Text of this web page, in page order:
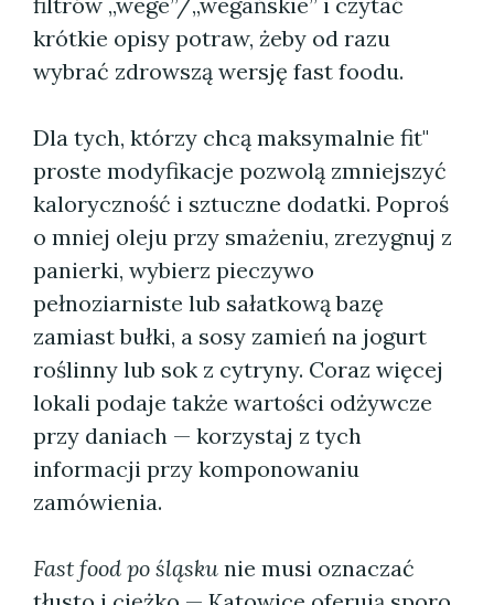
krótkie opisy potraw, żeby od razu
wybrać zdrowszą wersję fast foodu.
Dla tych, którzy chcą maksymalnie fit"
proste modyfikacje pozwolą zmniejszyć
kaloryczność i sztuczne dodatki. Poproś
o mniej oleju przy smażeniu, zrezygnuj z
panierki, wybierz pieczywo
pełnoziarniste lub sałatkową bazę
zamiast bułki, a sosy zamień na jogurt
roślinny lub sok z cytryny. Coraz więcej
lokali podaje także wartości odżywcze
przy daniach — korzystaj z tych
informacji przy komponowaniu
zamówienia.
Fast food po śląsku nie musi oznaczać